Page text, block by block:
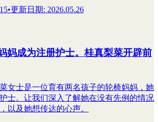
•更新日期: 2026.05.26
妈成为注册护士。桂真梨菜开辟前
女士是一位育有两名孩子的轮椅妈妈，她
士。让我们深入了解她在没有先例的情况
以及她想传达的心声。